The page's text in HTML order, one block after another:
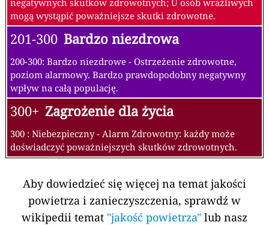
mogą wystąpić poważniejsze skutki zdrowotne.
201-300 Bardzo niezdrowa
200-300: Bardzo niezdrowe - Ostrzeżenie zdrowotne,
poziom alarmowy. Bardzo prawdopodobny negatywny
wpływ na całą populację.
300+ Zagrożenie dla życia
300 : Niebezpieczny - Alarm Zdrowotny: każdy może
doświadczyć poważniejszych skutków zdrowotnych.
Aby dowiedzieć się więcej na temat jakości
powietrza i zanieczyszczenia, sprawdź w
wikipedii temat "jakość powietrza" lub nasz